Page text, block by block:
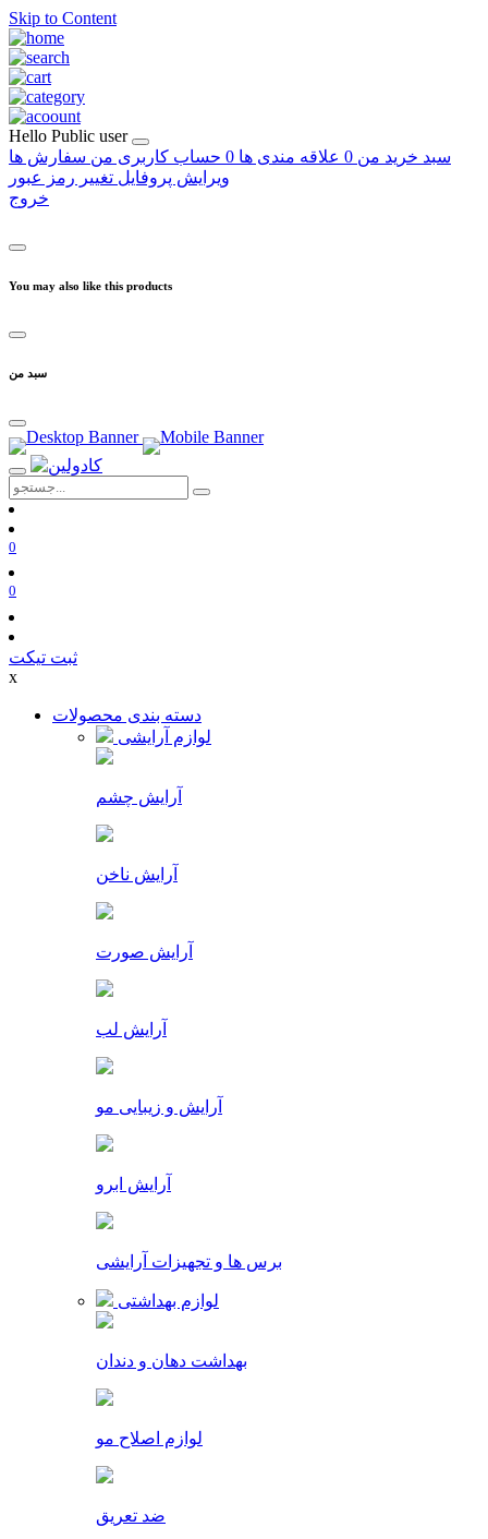
Skip to Content
Hello Public user
سبد خرید من 0 علاقه مندی ها 0 حساب کاربری من سفارش ها
ویرایش پروفایل تغییر رمز عبور
خروج
You may also like this products
سبد من
0
0
ثبت تیکت
x
دسته بندی محصولات
لوازم آرایشی
آرایش چشم
آرایش ناخن
آرایش صورت
آرایش لب
آرایش و زیبایی مو
آرایش ابرو
برس ها و تجهیزات آرایشی
لوازم بهداشتی
بهداشت دهان و دندان
لوازم اصلاح مو
ضد تعریق